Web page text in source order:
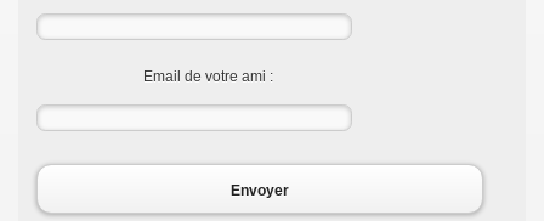
Email de votre ami :
Envoyer